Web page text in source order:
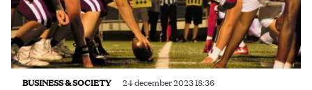
BUSINESS & SOCIETY 24 december 2023 18:36